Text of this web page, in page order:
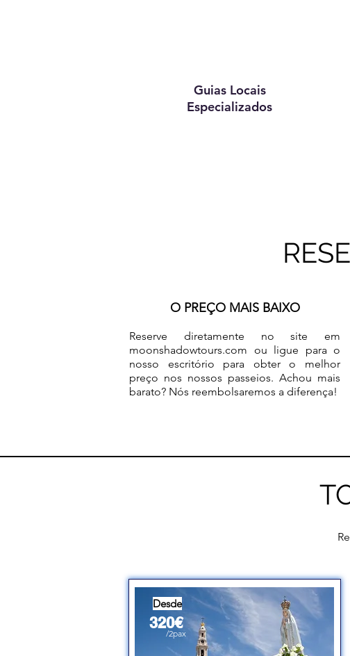
Guias Locais
Especializados
O PREÇO MAIS BAIXO
Reserve diretamente no site em
moonshadowtours.com ou ligue para o
nosso escritório para obter o melhor
preço nos nossos passeios. Achou mais
barato? Nós reembolsaremos a diferença!
Desde
320€
/2pax